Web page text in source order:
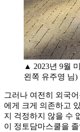
▲ 2023년 9월
왼쪽 유주영 님)
그러나 여전히 외국
에게 크게 의존하고
지 걱정하지 않을 수
이 정토담마스쿨을